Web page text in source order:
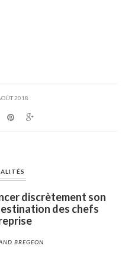
2018
discrètement son
des chefs
BREGEON